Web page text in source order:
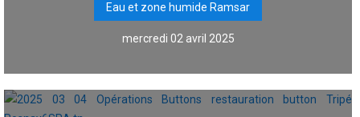
Eau et zone humide Ramsar
mercredi 02 avril 2025